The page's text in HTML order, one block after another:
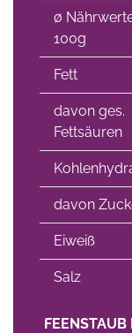
∅
100g
Fett
davon ges.
Fettsäuren
davon
Eiweiß
Salz
FEENSTAUB